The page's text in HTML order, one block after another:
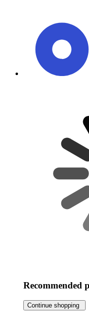
Recommended
Continue shopping